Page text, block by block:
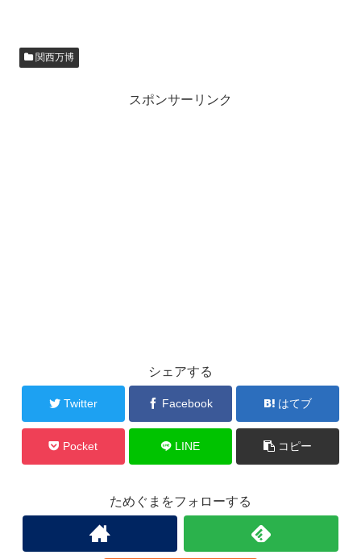
関西万博
スポンサーリンク
シェアする
Twitter Facebook はてブ
Pocket LINE コピー
ためぐまをフォローする